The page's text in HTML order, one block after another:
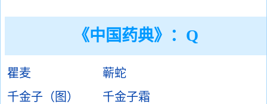
《中国药典》：Q
瞿麦
蕲蛇
千金子（图）
千金子霜